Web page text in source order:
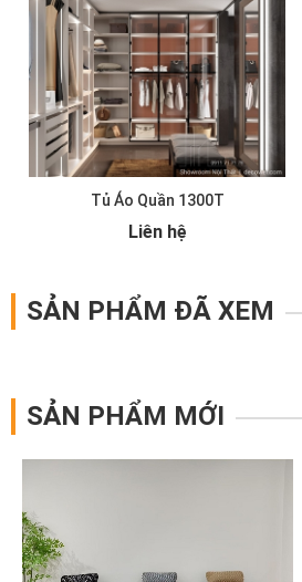
Tủ Áo Quần 1300T
Liên hệ
SẢN PHẨM ĐÃ XEM
SẢN PHẨM MỚI